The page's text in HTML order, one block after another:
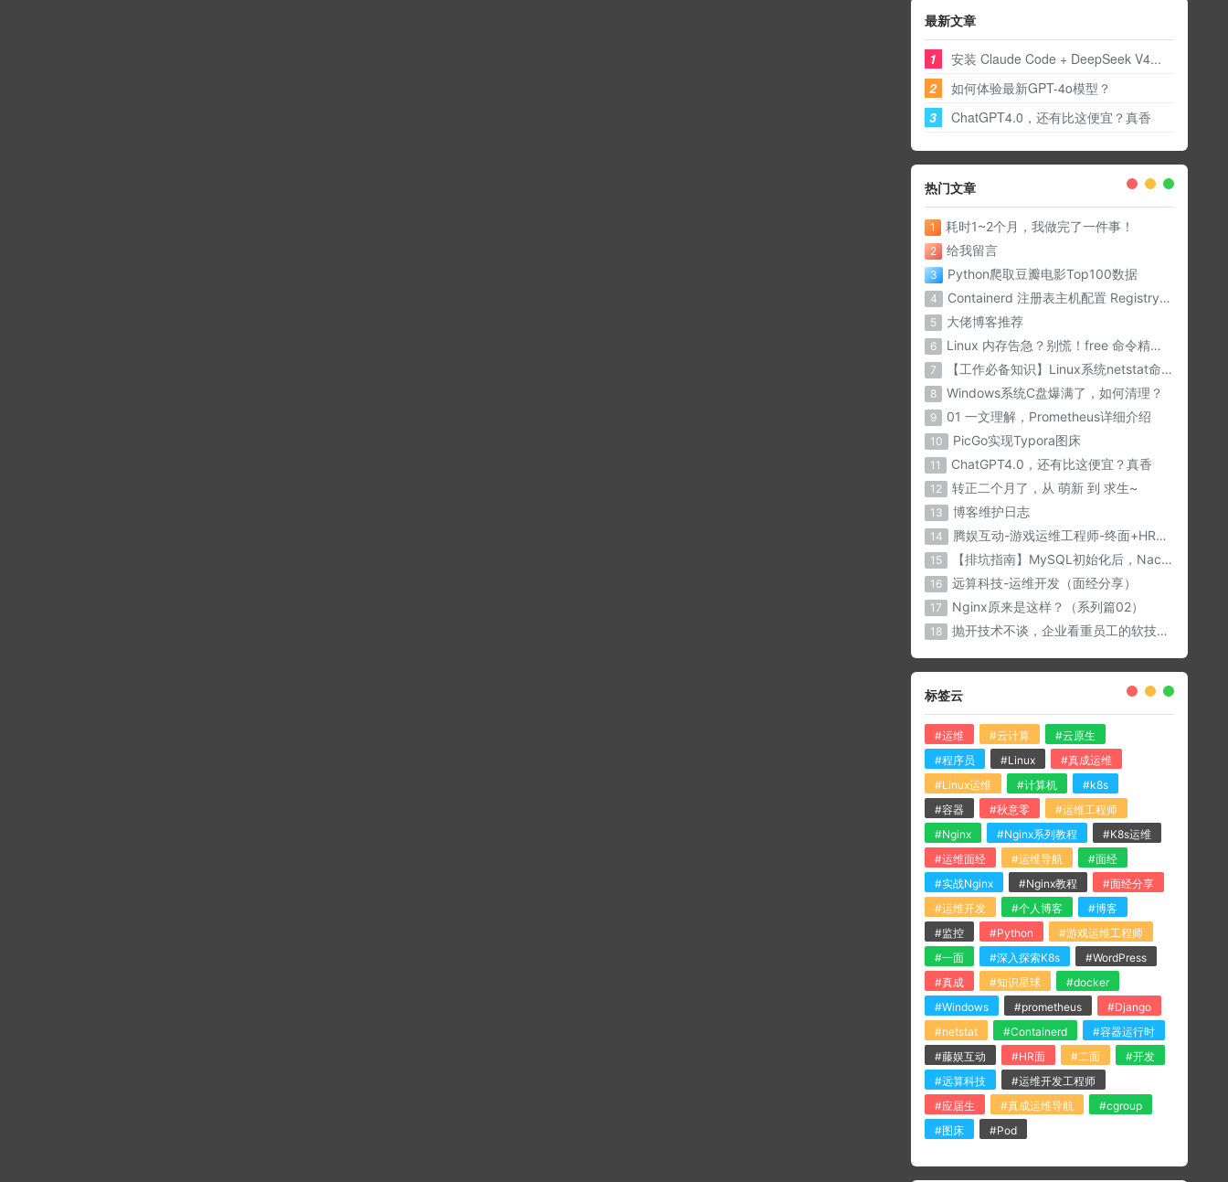
最新文章
1
安装 Claude Code + DeepSeek V4...
2
如何体验最新GPT-4o模型？
3
ChatGPT4.0，还有比这便宜？真香
热门文章
1 耗时1~2个月，我做完了一件事！
2 给我留言
3 Python爬取豆瓣电影Top100数据
4 Containerd 注册表主机配置 Registry Host
5 大佬博客推荐
6 Linux 内存告急？别慌！free 命令精准诊断内存问题
7 【工作必备知识】Linux系统netstat命令详解
8 Windows系统C盘爆满了，如何清理？
9 01 一文理解，Prometheus详细介绍
10 PicGo实现Typora图床
11 ChatGPT4.0，还有比这便宜？真香
12 转正二个月了，从 萌新 到 求生~
13 博客维护日志
14 腾娱互动-游戏运维工程师-终面+HR面（面经分享）
15 【排坑指南】MySQL初始化后，Nacos与微服务无法连接？？
16 远算科技-运维开发（面经分享）
17 Nginx原来是这样？（系列篇02）
18 抛开技术不谈，企业看重员工的软技能有那些？
标签云
#运维 #云计算
#云原生
#程序员
#Linux
#真成运维
#Linux运维
#计算机
#k8s
#容器
#秋意零
#运维工程师
#Nginx
#Nginx系列教程
#K8s运维
#运维面经
#运维导航
#面经
#实战Nginx
#Nginx教程
#面经分享
#运维开发
#个人博客
#博客
#监控
#Python
#游戏运维工程师
#一面
#深入探索K8s
#WordPress
#真成
#知识星球
#docker
#Windows
#prometheus
#Django
#netstat
#Containerd
#容器运行时
#藤娱互动
#HR面 #二面
#开发
#远算科技
#运维开发工程师
#应届生
#真成运维导航
#cgroup
#图床
#Pod